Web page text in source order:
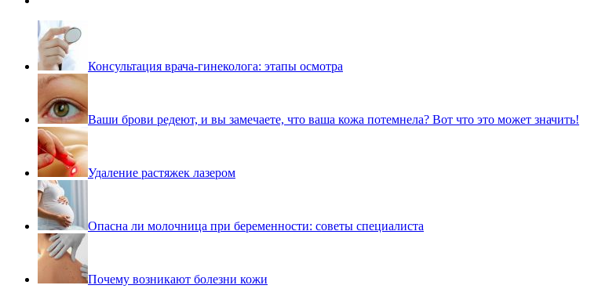
Консультация врача-гинеколога: этапы осмотра
Ваши брови редеют, и вы замечаете, что ваша кожа потемнела? Вот что это может значить!
Удаление растяжек лазером
Опасна ли молочница при беременности: советы специалиста
Почему возникают болезни кожи